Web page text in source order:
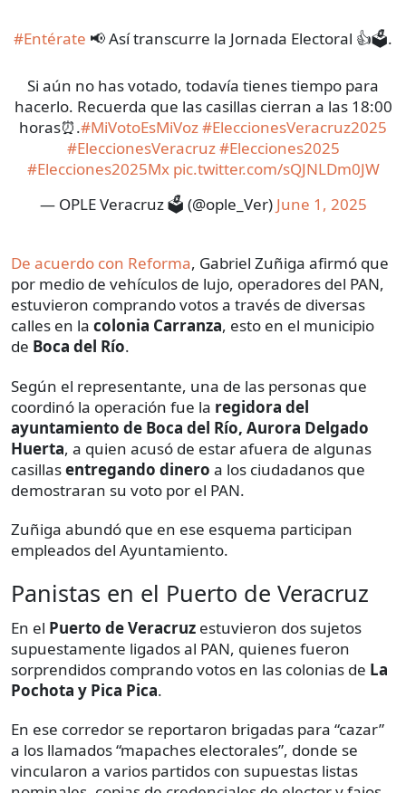
#Entérate 📢 Así transcurre la Jornada Electoral 👍🗳.
Si aún no has votado, todavía tienes tiempo para
hacerlo. Recuerda que las casillas cierran a las 18:00
horas⏰.#MiVotoEsMiVoz#EleccionesVeracruz2025
#EleccionesVeracruz#Elecciones2025
#Elecciones2025Mx pic.twitter.com/sQJNLDm0JW
— OPLE Veracruz 🗳️ (@ople_Ver) June 1, 2025
De acuerdo con Reforma, Gabriel Zuñiga afirmó que
por medio de vehículos de lujo, operadores del PAN,
estuvieron comprando votos a través de diversas
calles en la colonia Carranza, esto en el municipio
de Boca del Río.
Según el representante, una de las personas que
coordinó la operación fue la regidora del
ayuntamiento de Boca del Río, Aurora Delgado
Huerta, a quien acusó de estar afuera de algunas
casillasentregando dinero a los ciudadanos que
demostraran su voto por el PAN.
Zuñiga abundó que en ese esquema participan
empleados del Ayuntamiento.
Panistas en el Puerto de Veracruz
En el Puerto de Veracruz estuvieron dos sujetos
supuestamente ligados al PAN, quienes fueron
sorprendidos comprando votos en las colonias de La
Pochota y Pica Pica.
En ese corredor se reportaron brigadas para “cazar”
a los llamados “mapaches electorales”, donde se
vincularon a varios partidos con supuestas listas